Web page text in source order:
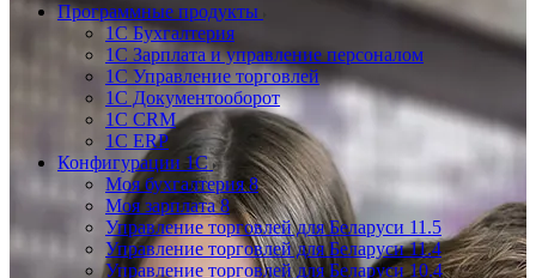
Программные продукты
1С Бухгалтерия
1С Зарплата и управление персоналом
1С Управление торговлей
1С Документооборот
1С CRM
1С ERP
Конфигурации 1С
Моя бухгалтерия 8
Моя зарплата 8
Управление торговлей для Беларуси 11.5
Управление торговлей для Беларуси 11.4
Управление торговлей для Беларуси 10.4